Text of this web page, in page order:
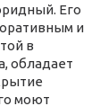
Его
и
в
обладает
моют